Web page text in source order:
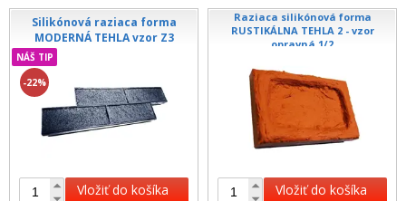
Silikónová raziaca forma
MODERNÁ TEHLA vzor Z3
NÁŠ TIP
-22%
Vložiť do košíka
Raziaca silikónová forma
RUSTIKÁLNA TEHLA 2 - vzor
opravná 1/2
Vložiť do košíka